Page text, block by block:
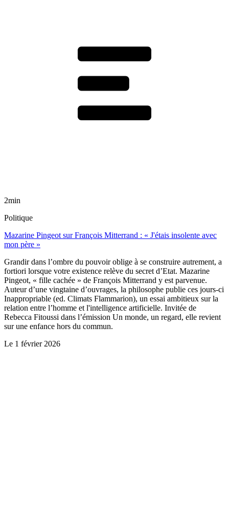
2min
Politique
Mazarine Pingeot sur François Mitterrand : « J'étais insolente avec
mon père »
Grandir dans l’ombre du pouvoir oblige à se construire autrement, a
fortiori lorsque votre existence relève du secret d’Etat. Mazarine
Pingeot, « fille cachée » de François Mitterrand y est parvenue.
Auteur d’une vingtaine d’ouvrages, la philosophe publie ces jours-ci
Inappropriable (ed. Climats Flammarion), un essai ambitieux sur la
relation entre l’homme et l'intelligence artificielle. Invitée de
Rebecca Fitoussi dans l’émission Un monde, un regard, elle revient
sur une enfance hors du commun.
Le 1 février 2026